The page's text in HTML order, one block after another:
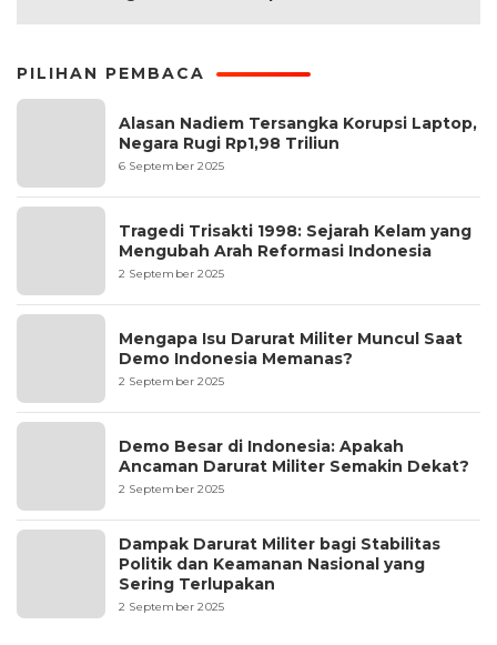
PILIHAN PEMBACA
Alasan Nadiem Tersangka Korupsi Laptop,
Negara Rugi Rp1,98 Triliun
6 September 2025
Tragedi Trisakti 1998: Sejarah Kelam yang
Mengubah Arah Reformasi Indonesia
2 September 2025
Mengapa Isu Darurat Militer Muncul Saat
Demo Indonesia Memanas?
2 September 2025
Demo Besar di Indonesia: Apakah
Ancaman Darurat Militer Semakin Dekat?
2 September 2025
Dampak Darurat Militer bagi Stabilitas
Politik dan Keamanan Nasional yang
Sering Terlupakan
2 September 2025